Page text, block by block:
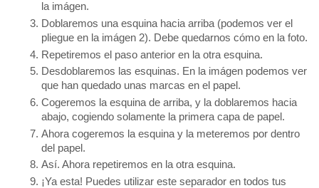
la imágen.
Doblaremos una esquina hacia arriba (podemos ver el
pliegue en la imágen 2). Debe quedarnos cómo en la foto.
Repetiremos el paso anterior en la otra esquina.
Desdoblaremos las esquinas. En la imágen podemos ver
que han quedado unas marcas en el papel.
Cogeremos la esquina de arriba, y la doblaremos hacia
abajo, cogiendo solamente la primera capa de papel.
Ahora cogeremos la esquina y la meteremos por dentro
del papel.
Así. Ahora repetiremos en la otra esquina.
¡Ya esta! Puedes utilizar este separador en todos tus